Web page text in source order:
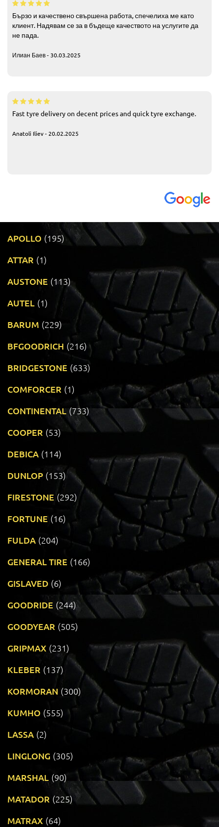
Бързо и качествено свършена работа, спечелиха ме като
клиент. Надявам се за в бъдеще качеството на услугите да
не пада.
Илиан Баев - 30.03.2025
Fast tyre delivery on decent prices and quick tyre exchange.
Anatoli Iliev - 20.02.2025
APOLLO (195)
ATTAR (1)
AUSTONE (113)
AUTEL (1)
BARUM (229)
BFGOODRICH (216)
BRIDGESTONE (633)
COMFORCER (1)
CONTINENTAL (733)
COOPER (53)
DEBICA (114)
DUNLOP (153)
FIRESTONE (292)
FORTUNE (16)
FULDA (204)
GENERAL TIRE (166)
GISLAVED (6)
GOODRIDE (244)
GOODYEAR (505)
GRIPMAX (231)
KLEBER (137)
KORMORAN (300)
KUMHO (555)
LASSA (2)
LINGLONG (305)
MARSHAL (90)
MATADOR (225)
MATRAX (64)